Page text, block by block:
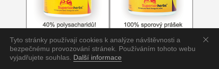
Tyto stránky používají cookies k analýze návštěvnosti a
bezpečnému provozování stránek. Používáním tohoto webu
vyjadřujete souhlas. Další informace